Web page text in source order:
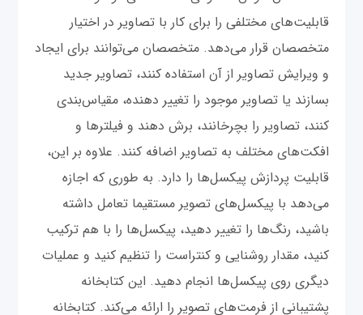
قابلیت‌های مختلفی را برای کار با تصاویر در اختیار
متخصصان قرار می‌دهد. متخصصان می‌توانند برای ایجاد
و ویرایش تصاویر از آن استفاده کنند، تصاویر جدید
بسازند یا تصاویر موجود را تغییر دهنده، مقیاس‌بندی
کنند، تصاویر را بچرخانند، برش دهند و فیلترها و
افکت‌های مختلف به تصاویر اضافه کنند. علاوه بر این،
قابلیت پردازش پیکسل‌ها را دارد. به طوری که اجازه
می‌دهد با پیکسل‌های تصویر مستقیما تعامل داشته
باشید، رنگ‌ها را تغییر دهید، پیکسل‌ها را با هم ترکیب
کنید، مقدار روشنایی و کنتراست را تنظیم کنید و عملیات
دیگری روی پیکسل‌ها انجام دهید. این کتابخانه
پشتیبانی از فرمت‌های تصویر را ارائه می‌کند. کتابخانه